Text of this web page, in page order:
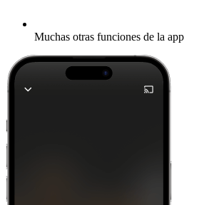
Muchas otras funciones de la app